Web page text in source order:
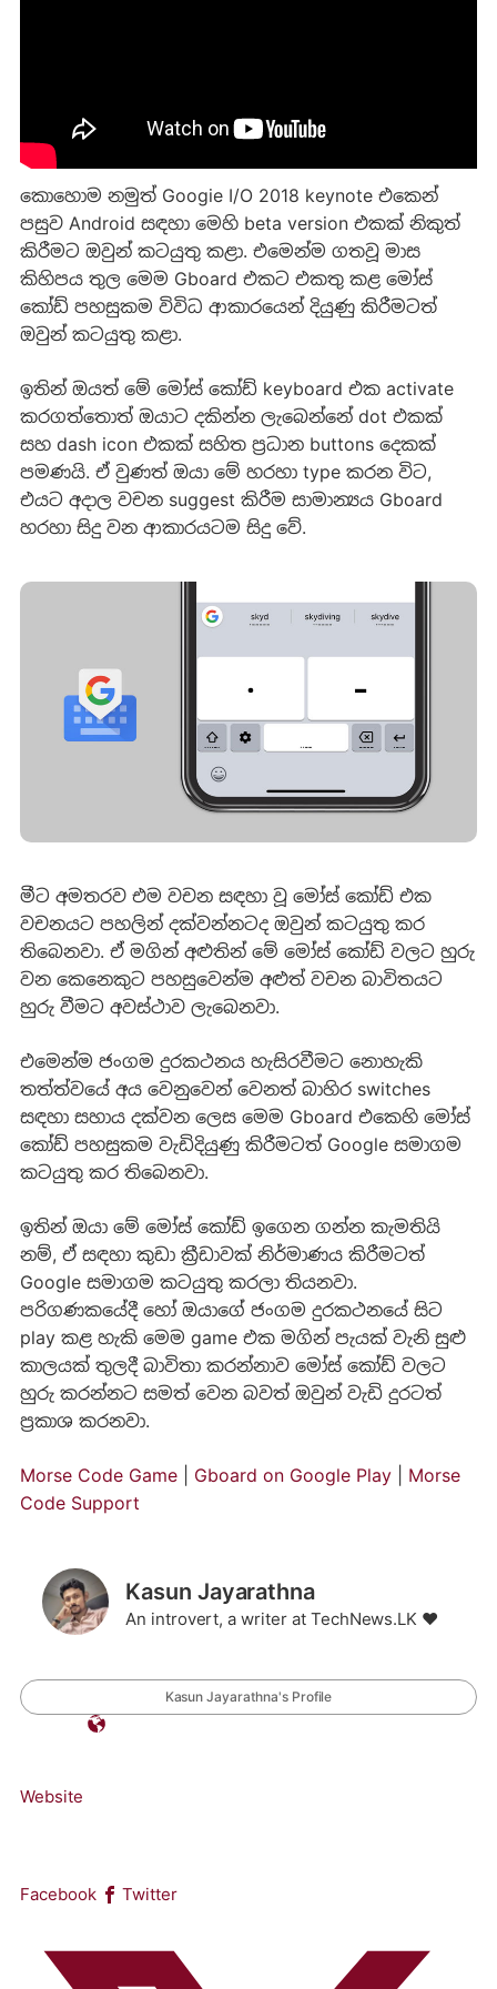
කොහොම නමුත් Googie I/O 2018 keynote එකෙන්
පසුව Android සඳහා මෙහි beta version එකක් නිකුත්
කිරීමට ඔවුන් කටයුතු කළා. එමෙන්ම ගතවූ මාස
කිහිපය තුල මෙම Gboard එකට එකතු කළ මෝස්
කෝඩ් පහසුකම විවිධ ආකාරයෙන් දියුණු කිරීමටත්
ඔවුන් කටයුතු කළා.
ඉතින් ඔයත් මේ මෝස් කෝඩ් keyboard එක activate
කරගත්තොත් ඔයාට දකින්න ලැබෙන්නේ dot එකක්
සහ dash icon එකක් සහිත ප්‍රධාන buttons දෙකක්
පමණයි. ඒ වුණත් ඔයා මේ හරහා type කරන විට,
එයට අදාල වචන suggest කිරීම සාමාන්‍යය Gboard
හරහා සිදු වන ආකාරයටම සිදු වේ.
මීට අමතරව එම වචන සඳහා වූ මෝස් කෝඩ් එක
වචනයට පහලින් දක්වන්නටද ඔවුන් කටයුතු කර
තිබෙනවා. ඒ මගින් අළුතින් මේ මෝස් කෝඩ් වලට හුරු
වන කෙනෙකුට පහසුවෙන්ම අළුත් වචන බාවිතයට
හුරු වීමට අවස්ථාව ලැබෙනවා.
එමෙන්ම ජංගම දුරකථනය හැසිරවීමට නොහැකි
තත්ත්වයේ අය වෙනුවෙන් වෙනත් බාහිර switches
සඳහා සහාය දක්වන ලෙස මෙම Gboard එකෙහි මෝස්
කෝඩ් පහසුකම වැඩිදියුණු කිරීමටත් Google සමාගම
කටයුතු කර තිබෙනවා.
ඉතින් ඔයා මේ මෝස් කෝඩ් ඉගෙන ගන්න කැමතියි
නම්, ඒ සඳහා කුඩා ක්‍රීඩාවක් නිර්මාණය කිරීමටත්
Google සමාගම කටයුතු කරලා තියනවා.
පරිගණකයේදී හෝ ඔයාගේ ජංගම දුරකථනයේ සිට
play කළ හැකි මෙම game එක මගින් පැයක් වැනි සුළු
කාලයක් තුලදී බාවිතා කරන්නාව මෝස් කෝඩ් වලට
හුරු කරන්නට සමත් වෙන බවත් ඔවුන් වැඩි දුරටත්
ප්‍රකාශ කරනවා.
Morse Code Game| Gboard on Google Play| Morse
Code Support
Kasun Jayarathna
An introvert, a writer at TechNews.LK ❤️
Kasun Jayarathna's Profile
Website
Facebook Twitter